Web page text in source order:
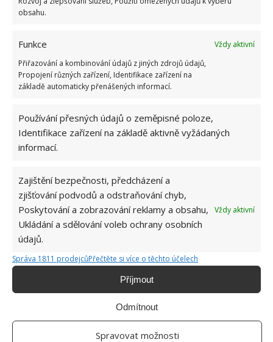
obsahu.
Funkce
Vždy aktivní
Přiřazování a kombinování údajů z jiných zdrojů údajů,
Propojení různých zařízení, Identifikace zařízení na
základě automaticky přenášených informací.
Používání přesných údajů o zeměpisné poloze,
Identifikace zařízení na základě aktivně vyžádaných
informací.
Zajištění bezpečnosti, předcházení a
zjišťování podvodů a odstraňování chyb,
Poskytování a zobrazování reklamy a obsahu,
Ukládání a sdělování voleb ochrany osobních
údajů.
Vždy aktivní
Správa 1811 prodejcůPřečtěte si více o těchto účelech
Příjmout
Odmítnout
Spravovat možnosti
BOUŘKA SPOTŘEBIČ ŽÁROVKA
Jiří Kolář
Absolvent České zemědělské
velkým kutilem. V podstatě vše, co je
možné najít v j...[Více o autorovi]